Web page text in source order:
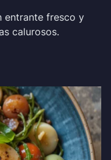
entrante fresco y
calurosos.